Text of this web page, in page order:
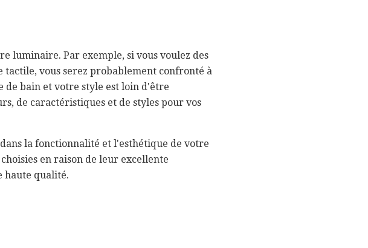
luminaire. Par exemple, si vous voulez des
vous serez probablement confronté à
bain et votre style est loin d'être
de caractéristiques et de styles pour vos
la fonctionnalité et l'esthétique de votre
en raison de leur excellente
haute qualité.